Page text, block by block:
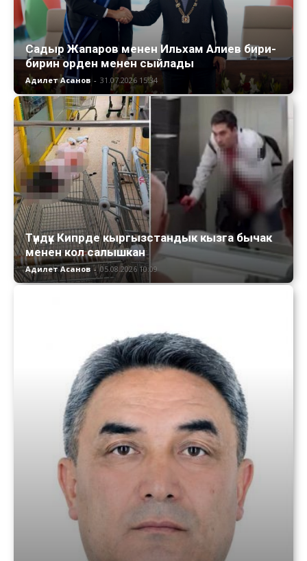
Садыр Жапаров менен Ильхам Алиев бири-
бирин орден менен сыйлады
Адилет Асанов - 31.07.2026 15:34
Түндүк Кипрде кыргызстандык кызга бычак
менен кол салышкан
Адилет Асанов - 05.08.2026 10:09